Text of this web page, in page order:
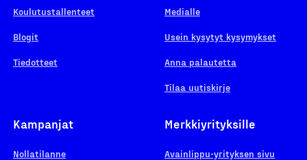
Koulutustallenteet
Blogit
Tiedotteet
Medialle
Usein kysytyt kysymykset
Anna palautetta
Tilaa uutiskirje
Kampanjat
Nollatilanne
Merkkiyrityksille
Avainlippu-yrityksen sivu